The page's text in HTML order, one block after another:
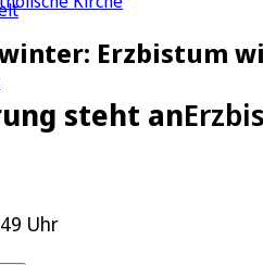
Erzbistum
steht an
Uhr